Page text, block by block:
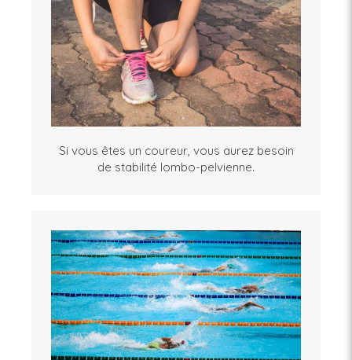
Si vous êtes un coureur, vous aurez besoin
de stabilité lombo-pelvienne.